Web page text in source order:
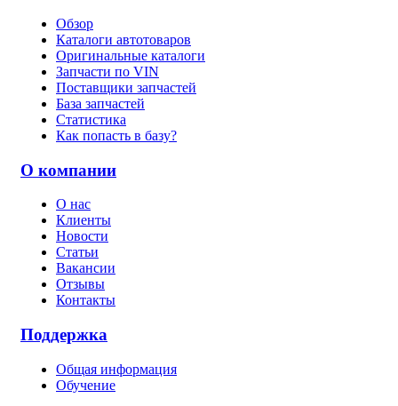
Обзор
Каталоги автотоваров
Оригинальные каталоги
Запчасти по VIN
Поставщики запчастей
База запчастей
Статистика
Как попасть в базу?
О компании
О нас
Клиенты
Новости
Статьи
Вакансии
Отзывы
Контакты
Поддержка
Общая информация
Обучение